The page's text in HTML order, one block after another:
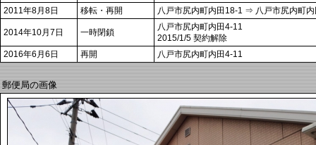
2011年8月8日
移転・再開 八戸市尻内町内田18-1 ⇒ 八戸市尻内町
2014年10月7日 一時閉鎖
八戸市尻内町内田4-11
2015/1/5 契約解除
2016年6月6日
再開 八戸市尻内町内田4-11
郵便局の画像